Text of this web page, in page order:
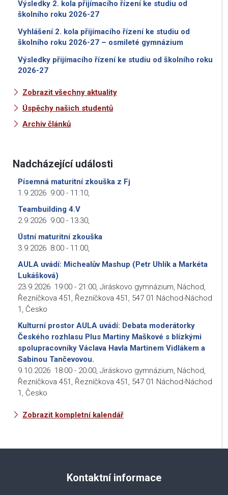
Výsledky 2. kola přijímacího řízení ke studiu od
školního roku 2026-27
Vyhlášení 2. kola přijímacího řízení ke studiu od
školního roku 2026-27 – osmileté gymnázium
Výsledky přijímacího řízení ke studiu od školního roku
2026-27
Zobrazit všechny aktuality
Úspěchy našich studentů
Archiv článků
Nadcházející události
Písemná maturitní zkouška z Fj
1.9.2026 9:00 - 11:10,
Teambuilding 4.V
2.9.2026 9:00 - 13:30,
Ústní maturitní zkouška
3.9.2026 8:00 - 11:00,
AULA uvádí: Michealův Mashup (Petr Uhlík a Markéta
Lukášková)
23.9.2026 19:00 - 21:00, Jiráskovo gymnázium, Náchod,
Řezníčkova 451, Řezníčkova 451, 547 01 Náchod-Náchod
1, Česko
Kulturní prostor AULA uvádí: Debata moderátorky
Českého rozhlasu Plus Martiny Maškové s blízkými
spolupracovníky Václava Havla Martinem Vidlákem a
Sabinou Tančevovou.
9.10.2026 18:00 - 20:00, Jiráskovo gymnázium, Náchod,
Řezníčkova 451, Řezníčkova 451, 547 01 Náchod-Náchod
1, Česko
Zobrazit kompletní kalendář
Kontaktní informace